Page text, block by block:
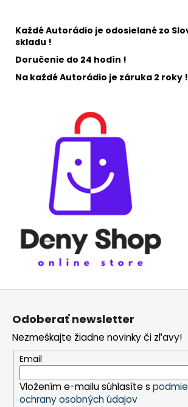
Každé Autorádio je odosielané zo
skladu !
Doručenie do 24 hodín !
Na každé Autorádio je záruka 2 roky !
Odoberať newsletter
Nezmeškajte žiadne novinky či zľavy!
Email
Vložením e-mailu súhlasíte s
ochrany osobných údajov